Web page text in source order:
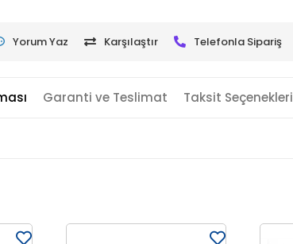
Yorum Yaz Karşılaştır Telefonla Sipariş
Garanti ve Teslimat Taksit Seçenekleri